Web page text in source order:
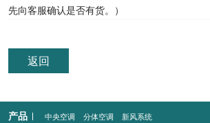
先向客服确认是否有货。）
返回
产品 中央空调 分体空调 新风系统